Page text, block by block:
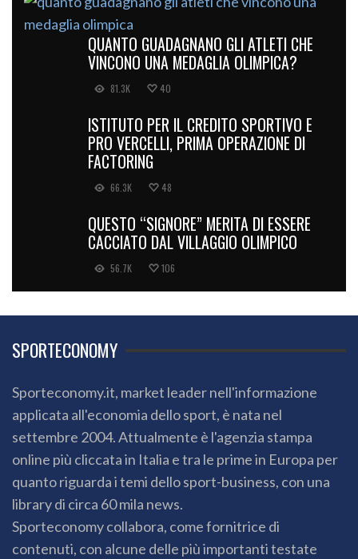
QUANTO GUADAGNANO GLI ATLETI CHE
VINCONO UNA MEDAGLIA OLIMPICA?
81.3K 40
ISTITUTO PER IL CREDITO SPORTIVO E
PRO VERCELLI, PRIMA OPERAZIONE DI
FACTORING
66.3K 48
QUESTO “SIGNORE” MERITA DI ESSERE
CACCIATO DAL VILLAGGIO OLIMPICO
56.7K 106
SPORTECONOMY
Sporteconomy.it, market leader nell'informazione
applicata all'economia dello sport, è nata nel
settembre 2004. Attualmente è l'agenzia stampa
online più cliccata in Italia e tra le prime in Europa per
quanto riguarda i temi dello sport-business, con una
library di circa 60 mila news.
Sporteconomy collabora, come fornitrice di
contenuti, con alcune delle più importanti testate